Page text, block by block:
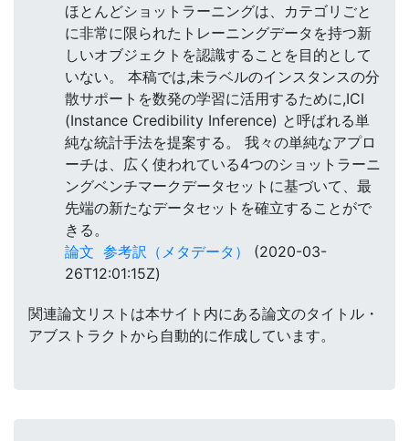
ほとんどショットラーニングは、カテゴリごと
に非常に限られたトレーニングデータを持つ新
しいオブジェクトを認識することを目的として
いない。 本稿では,未ラベルのインスタンスの分
散サポートを数発の学習に活用するために,ICI
(Instance Credibility Inference) と呼ばれる単
純な統計手法を提案する。 我々の単純なアプロ
ーチは、広く使われている4つのショットラーニ
ングベンチマークデータセットに基づいて、最
先端の新たなデータセットを確立することがで
きる。
論文 参考訳（メタデータ）
(2020-03-
26T12:01:15Z)
関連論文リストは本サイト内にある論文のタイトル・
アブストラクトから自動的に作成しています。